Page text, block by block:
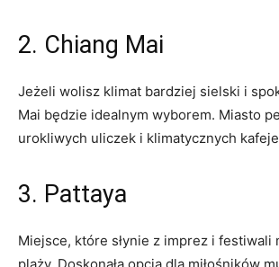
2. Chiang Mai
Jeżeli wolisz ‌klimat bardziej sielski i
Mai⁣ będzie idealnym wyborem. Miasto
urokliwych uliczek i klimatycznych
3. Pattaya
Miejsce, które słynie z‍ imprez i festiwali